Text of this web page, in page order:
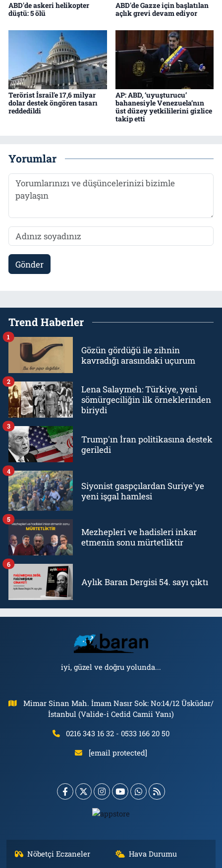
ABD'de askeri helikopter
düştü: 5 ölü
ABD'de Gazze için başlatılan
açlık grevi devam ediyor
Terörist İsrail'e 17,6 milyar
dolar destek öngören tasarı
reddedildi
AP: ABD, ‘uyuşturucu’
bahanesiyle Venezuela’nın
üst düzey yetkililerini gizlice
takip etti
Yorumlar
Gönder
Trend Haberler
Gözün gördüğü ile zihnin
kavradığı arasındaki uçurum
1
Lena Salaymeh: Türkiye, yeni
sömürgeciliğin ilk örneklerinden
biriydi
2
Trump'ın İran politikasına destek
geriledi
3
Siyonist gaspçılardan Suriye'ye
yeni işgal hamlesi
4
Mezhepleri ve hadisleri inkar
etmenin sonu mürtetliktir
5
Aylık Baran Dergisi 54. sayı çıktı
6
iyi, güzel ve doğru yolunda...
Mimar Sinan Mah. İmam Nasır Sok: No:14/12 Üsküdar/
İstanbul (Valide-i Cedid Camii Yanı)
0216 343 16 32 - 0533 166 20 50
[email protected]
Nöbetçi Eczaneler Hava Durumu